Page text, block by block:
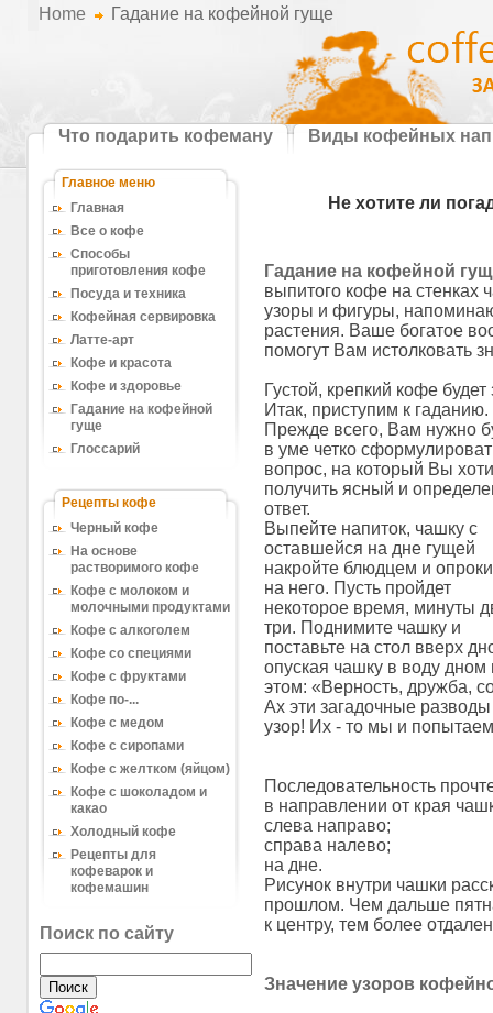
Home Гадание на кофейной гуще
Что подарить кофеману Виды кофейных
Рецепты кофе
Главное меню
Главная
Все о кофе
Способы
приготовления кофе
Посуда и техника
Кофейная сервировка
Латте-арт
Кофе и красота
Кофе и здоровье
Гадание на кофейной
гуще
Глоссарий
Рецепты кофе
Черный кофе
На основе
растворимого кофе
Кофе с молоком и
молочными продуктами
Кофе с алкоголем
Кофе со специями
Кофе с фруктами
Кофе по-...
Кофе с медом
Кофе с сиропами
Кофе с желтком (яйцом)
Кофе с шоколадом и
какао
Холодный кофе
Рецепты для
кофеварок и
кофемашин
Поиск по сайту
Не хотите ли
Гадание на кофейной
выпитого кофе на стенках
узоры и фигуры,
растения. Ваше богатое
помогут Вам истолковать
Густой, крепкий кофе
Итак, приступим к гаданию.
Прежде всего, Вам нужно
в уме четко
вопрос, на который Вы
получить ясный и
ответ.
Выпейте напиток, чашку с
оставшейся на дне гущей
накройте блюдцем и
на него. Пусть пройдет
некоторое время, минуты
три. Поднимите чашку и
поставьте на стол вверх
опуская чашку в воду дном
этом: «Верность, дружба,
Ах эти загадочные
узор! Их - то мы и
Последовательность
в направлении от края
слева направо;
справа налево;
на дне.
Рисунок внутри чашки
прошлом. Чем дальше
к центру, тем более
Значение узоров